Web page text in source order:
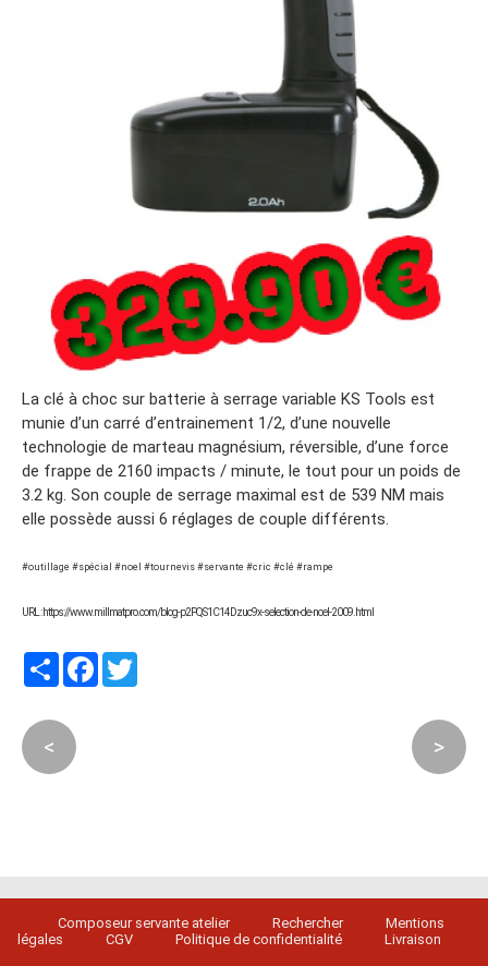
La clé à choc sur batterie à serrage variable KS Tools est
munie d’un carré d’entrainement 1/2, d’une nouvelle
technologie de marteau magnésium, réversible, d’une force
de frappe de 2160 impacts / minute, le tout pour un poids de
3.2 kg. Son couple de serrage maximal est de 539 NM mais
elle possède aussi 6 réglages de couple différents.
#outillage #spécial #noel #tournevis #servante #cric #clé #rampe
URL : https://www.millmatpro.com/blog-p2PQS1C14Dzuc9x-selection-de-noel-2009.html
PartagerFacebook
< >
Composeur servante atelier Rechercher
Mentions
légales
CGV Politique de confidentialité Livraison